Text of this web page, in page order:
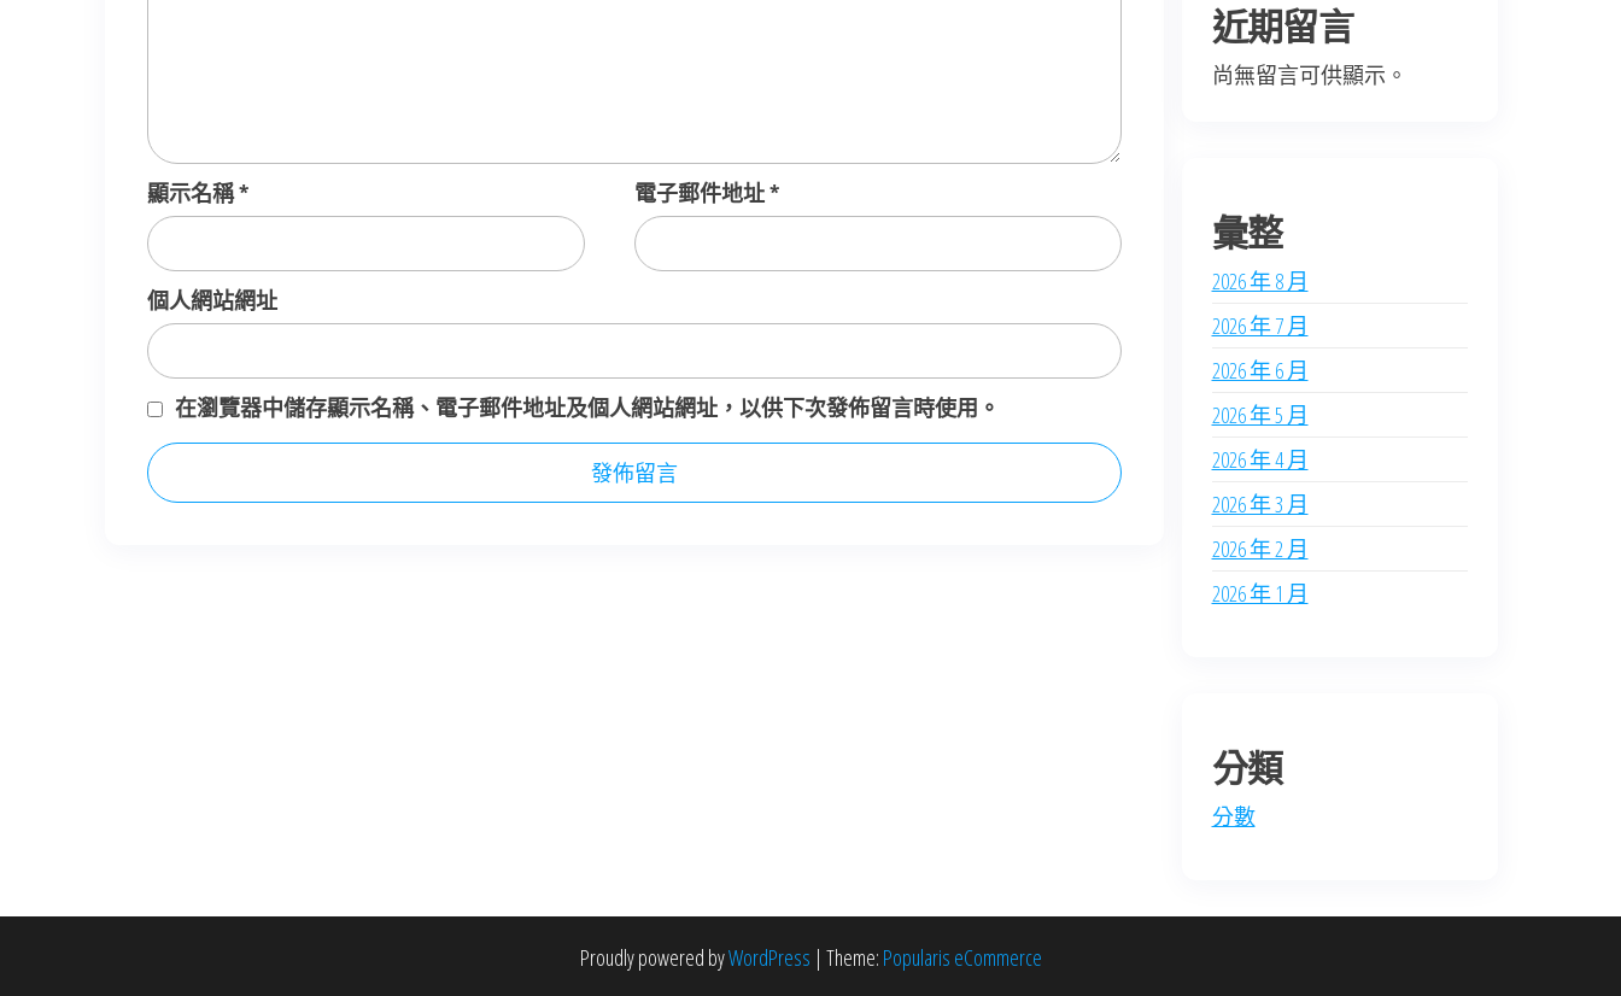
顯示名稱* 電子郵件地址*
個人網站網址
在瀏覽器中儲存顯示名稱、電子郵件地址及個人網站網址，以供下次發佈留言時使用。
近期留言
尚無留言可供顯示。
彙整
2026 年 8 月
2026 年 7 月
2026 年 6 月
2026 年 5 月
2026 年 4 月
2026 年 3 月
2026 年 2 月
2026 年 1 月
分類
分數
Proudly powered byWordPress | Theme: Popularis eCommerce